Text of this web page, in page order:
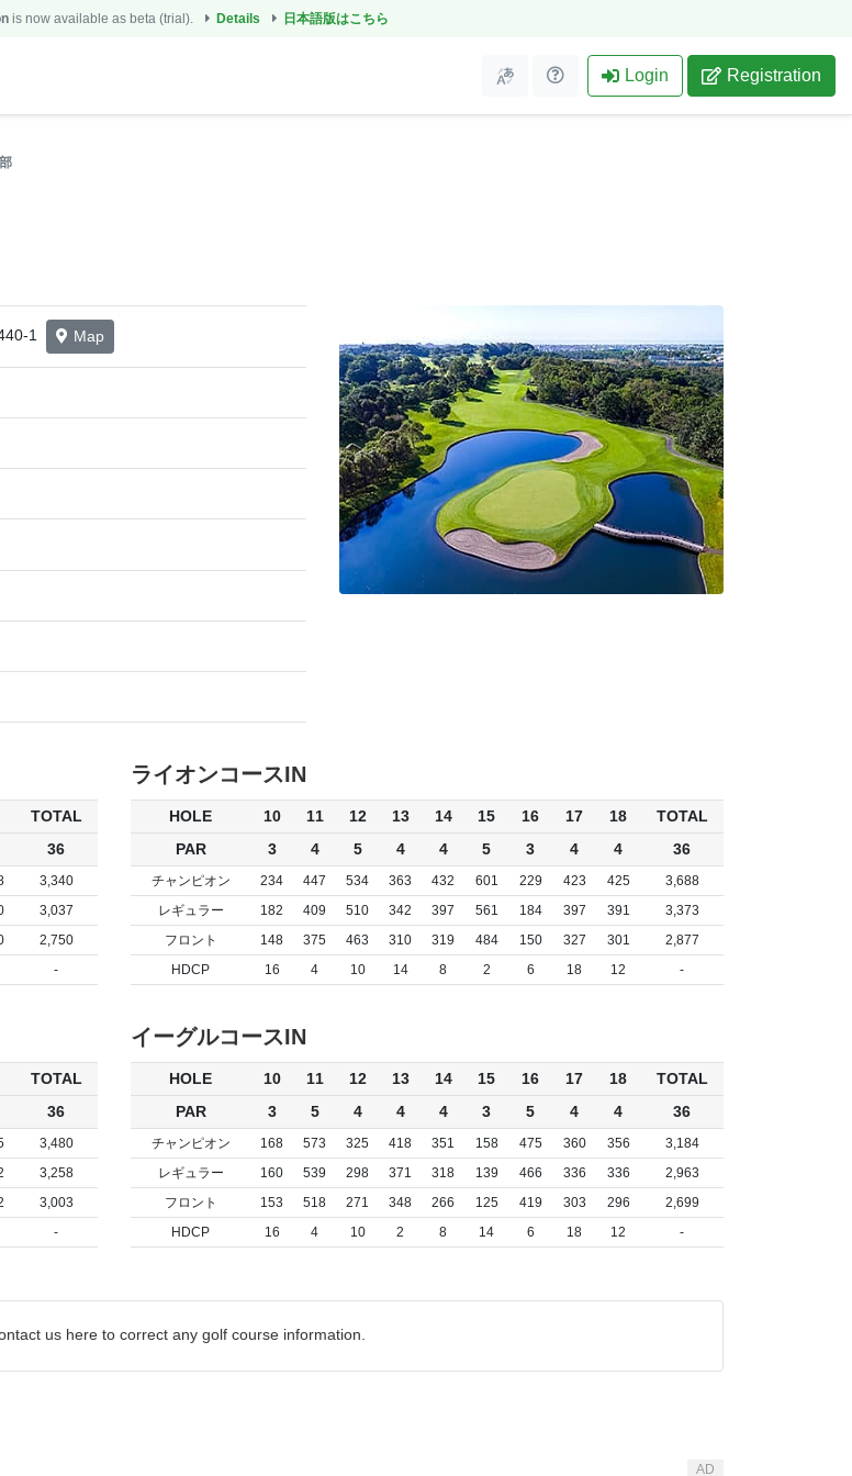
is now available as beta (trial). Details 日本語版はこちら
Login Registration
1 Map
TOTAL
36
3,340
3,037
2,750
-
ライオンコースIN
HOLE 10 11 12 13 14 15 16 17 18
TOTAL
PAR
3 4 5 4 4 5 3 4 4 36
チャンピオン 234 447 534 363 432 601 229 423 425
3,688
レギュラー
182 409 510 342 397 561 184 397 391
3,373
フロント
148 375 463 310 319 484 150 327 301
2,877
HDCP
16 4 10 14 8 2 6 18 12 -
TOTAL
36
3,480
3,258
3,003
-
イーグルコースIN
HOLE 10 11 12 13 14 15 16 17 18
TOTAL
PAR
3 5 4 4 4 3 5 4 4 36
チャンピオン 168 573 325 418 351 158 475 360 356
3,184
レギュラー
160 539 298 371 318 139 466 336 336
2,963
フロント
153 518 271 348 266 125 419 303 296
2,699
HDCP
16 4 10 2 8 14 6 18 12 -
us here to correct any golf course information.
AD